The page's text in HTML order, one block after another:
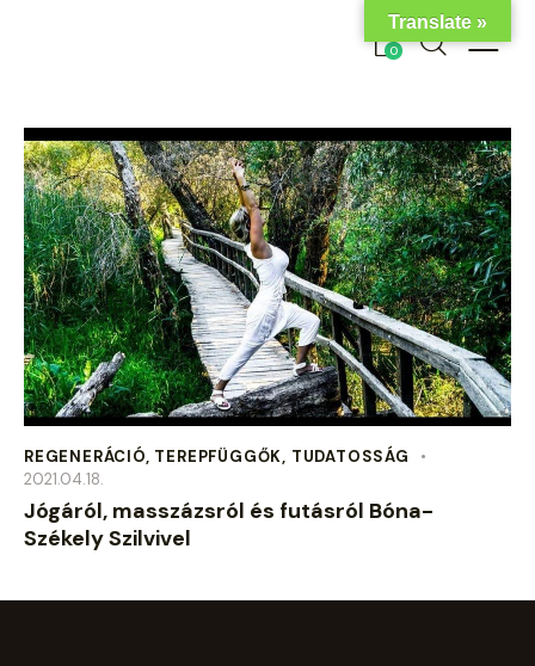
0
REGENERÁCIÓ, TEREPFÜGGŐK, TUDATOSSÁG
2021.04.18.
Jógáról, masszázsról és futásról Bóna-
Székely Szilvivel
Translate »